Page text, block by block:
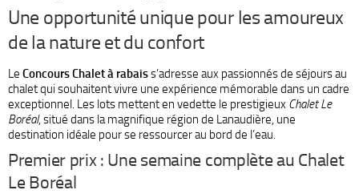
Une opportunité unique pour les amoureux
de la nature et du confort
Le Concours Chalet à rabaiss’adresse aux passionnés de séjours au
chalet qui souhaitent vivre une expérience mémorable dans un cadre
exceptionnel. Les lots mettent en vedette le prestigieux Chalet Le
Boréal, situé dans la magnifique région de Lanaudière, une
destination idéale pour se ressourcer au bord de l’eau.
Premier prix : Une semaine complète au Chalet
Le Boréal